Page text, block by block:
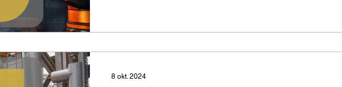
8 okt. 2024